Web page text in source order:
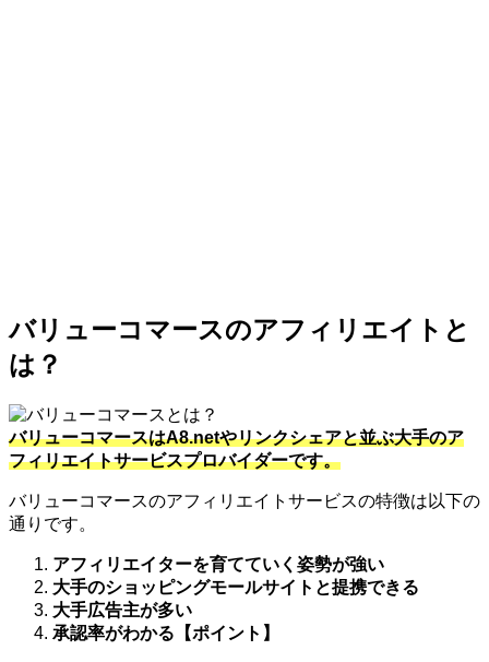
バリューコマースのアフィリエイトと
は？
バリューコマースはA8.netやリンクシェアと並ぶ大手のア
フィリエイトサービスプロバイダーです。
バリューコマースのアフィリエイトサービスの特徴は以下の
通りです。
アフィリエイターを育てていく姿勢が強い
大手のショッピングモールサイトと提携できる
大手広告主が多い
承認率がわかる【ポイント】